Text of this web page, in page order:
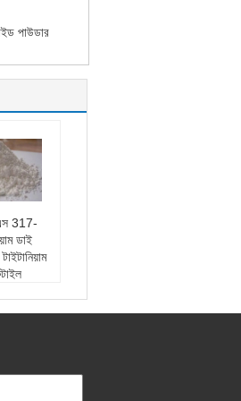
পাউডার
317-
ডাই